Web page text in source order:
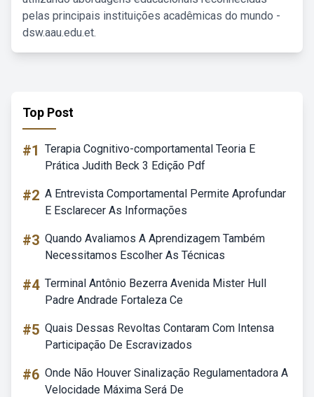
pelas principais instituições acadêmicas do mundo -
dsw.aau.edu.et.
Top Post
#1 Terapia Cognitivo-comportamental Teoria E
Prática Judith Beck 3 Edição Pdf
#2 A Entrevista Comportamental Permite Aprofundar
E Esclarecer As Informações
#3 Quando Avaliamos A Aprendizagem Também
Necessitamos Escolher As Técnicas
#4 Terminal Antônio Bezerra Avenida Mister Hull
Padre Andrade Fortaleza Ce
#5 Quais Dessas Revoltas Contaram Com Intensa
Participação De Escravizados
#6 Onde Não Houver Sinalização Regulamentadora A
Velocidade Máxima Será De